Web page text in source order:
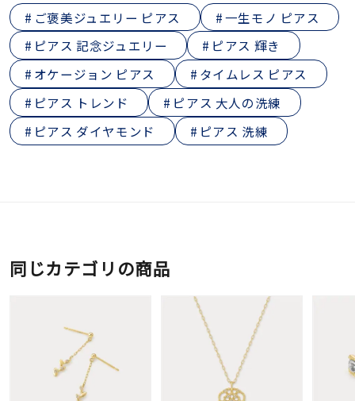
ご褒美ジュエリー ピアス
一生モノ ピアス
ピアス 記念ジュエリー
ピアス 輝き
オケージョン ピアス
タイムレス ピアス
ピアス トレンド
ピアス 大人の洗練
ピアス ダイヤモンド
ピアス 洗練
同じカテゴリの商品